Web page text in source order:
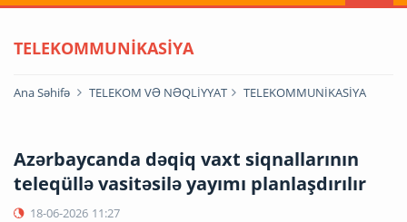
TELEKOMMUNİKASİYA
Ana Səhifə TELEKOM VƏ NƏQLİYYAT TELEKOMMUNİKASİYA
Azərbaycanda dəqiq vaxt siqnallarının
teleqüllə vasitəsilə yayımı planlaşdırılır
18-06-2026 11:27